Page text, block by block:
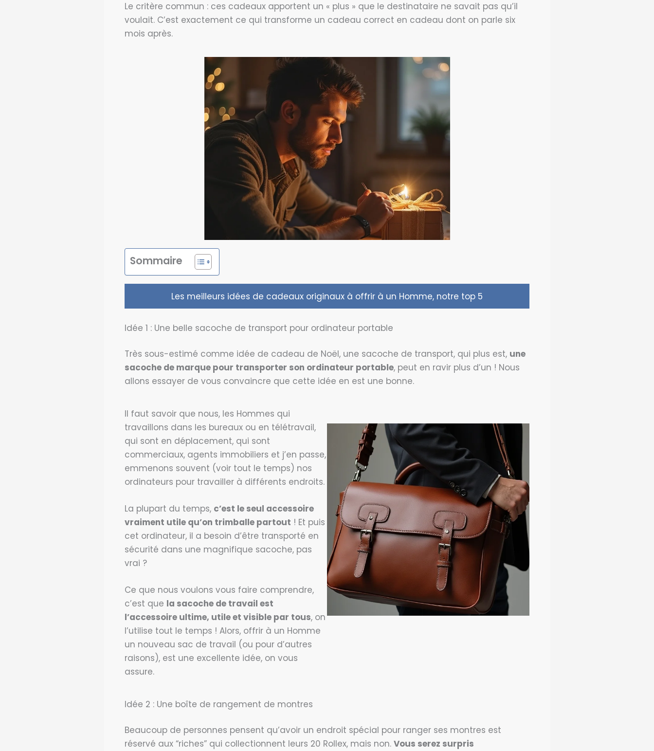
Le critère commun : ces cadeaux apportent un « plus » que le destinataire ne savait pas qu’il
voulait. C’est exactement ce qui transforme un cadeau correct en cadeau dont on parle six
mois après.
Sommaire
Les meilleurs idées de cadeaux originaux à offrir à un Homme, notre top 5
Idée 1 : Une belle sacoche de transport pour ordinateur portable
Très sous-estimé comme idée de cadeau de Noël, une sacoche de transport, qui plus est, une
sacoche de marque pour transporter son ordinateur portable, peut en ravir plus d’un ! Nous
allons essayer de vous convaincre que cette idée en est une bonne.
Il faut savoir que nous, les Hommes qui
travaillons dans les bureaux ou en télétravail,
qui sont en déplacement, qui sont
commerciaux, agents immobiliers et j’en passe,
emmenons souvent (voir tout le temps) nos
ordinateurs pour travailler à différents endroits.
La plupart du temps, c’est le seul accessoire
vraiment utile qu’on trimballe partout ! Et puis
cet ordinateur, il a besoin d’être transporté en
sécurité dans une magnifique sacoche, pas
vrai ?
Ce que nous voulons vous faire comprendre,
c’est que la sacoche de travail est
l’accessoire ultime, utile et visible par tous, on
l’utilise tout le temps ! Alors, offrir à un Homme
un nouveau sac de travail (ou pour d’autres
raisons), est une excellente idée, on vous
assure.
Idée 2 : Une boîte de rangement de montres
Beaucoup de personnes pensent qu’avoir un endroit spécial pour ranger ses montres est
réservé aux “riches” qui collectionnent leurs 20 Rollex, mais non. Vous serez surpris